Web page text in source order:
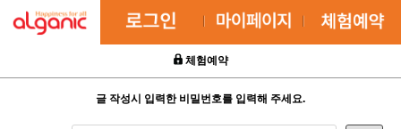
체험예약
글 작성시 입력한 비밀번호를 입력해 주세요.